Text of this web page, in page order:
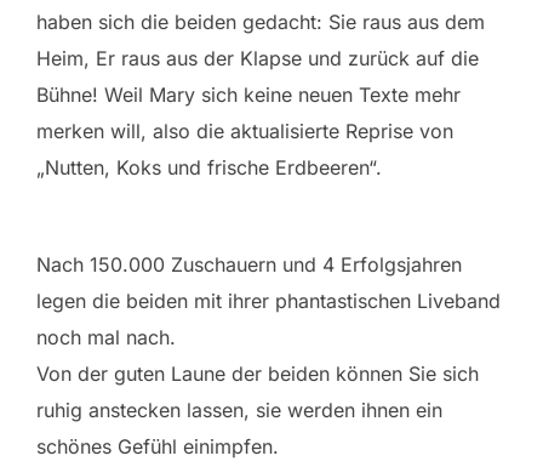
haben sich die beiden gedacht: Sie raus aus dem
Heim, Er raus aus der Klapse und zurück auf die
Bühne! Weil Mary sich keine neuen Texte mehr
merken will, also die aktualisierte Reprise von
„Nutten, Koks und frische Erdbeeren“.
Nach 150.000 Zuschauern und 4 Erfolgsjahren
legen die beiden mit ihrer phantastischen Liveband
noch mal nach.
Von der guten Laune der beiden können Sie sich
ruhig anstecken lassen, sie werden ihnen ein
schönes Gefühl einimpfen.